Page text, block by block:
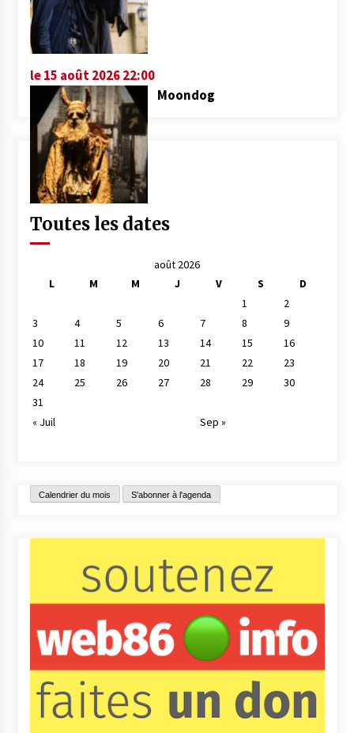
le 15 août 2026 22:00
Moondog
Toutes les dates
août 2026
L
M M J V S
D
1
2
3
4 5 6 7 8
9
10
11 12 13 14 15
16
17
18 19 20 21 22
23
24
25 26 27 28 29
30
31
« Juil
Sep »
Calendrier du mois S'abonner à l'agenda